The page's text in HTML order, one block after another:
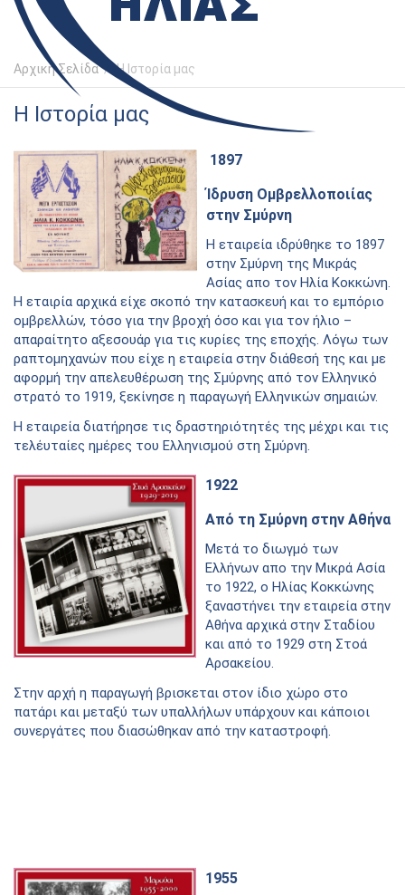
Αρχική Σελίδα / Η Ιστορία μας
Η Ιστορία μας
1897
Ίδρυση Ομβρελλοποιίας
στην Σμύρνη
Η εταιρεία ιδρύθηκε το 1897
στην Σμύρνη της Μικράς
Ασίας απο τον Ηλία Κοκκώνη.
Η εταιρία αρχικά είχε σκοπό την κατασκευή και το εμπόριο
ομβρελλών, τόσο για την βροχή όσο και για τον ήλιο –
απαραίτητο αξεσουάρ για τις κυρίες της εποχής. Λόγω των
ραπτομηχανών που είχε η εταιρεία στην διάθεσή της και με
αφορμή την απελευθέρωση της Σμύρνης από τον Ελληνικό
στρατό το 1919, ξεκίνησε η παραγωγή Ελληνικών σημαιών.
Η εταιρεία διατήρησε τις δραστηριότητές της μέχρι και τις
τελέυταίες ημέρες του Ελληνισμού στη Σμύρνη.
1922
Από τη Σμύρνη στην Αθήνα
Μετά το διωγμό των
Ελλήνων απο την Μικρά Ασία
το 1922, ο Ηλίας Κοκκώνης
ξαναστήνει την εταιρεία στην
Αθήνα αρχικά στην Σταδίου
και από το 1929 στη Στοά
Αρσακείου.
Στην αρχή η παραγωγή βρισκεται στον ίδιο χώρο στο
πατάρι και μεταξύ των υπαλλήλων υπάρχουν και κάποιοι
συνεργάτες που διασώθηκαν από την καταστροφή.
1955